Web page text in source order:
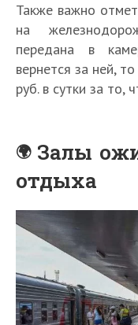
Также важно
на
передана в
вернется за ней,
руб. в сутки за то,
Залы
отдыха